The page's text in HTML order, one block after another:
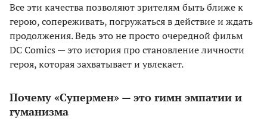
Все эти качества позволяют зрителям быть ближе к
герою, сопереживать, погружаться в действие и ждать
продолжения. Ведь это не просто очередной фильм
DC Comics — это история про становление личности
героя, которая захватывает и увлекает.
Почему «Супермен» — это гимн эмпатии и
гуманизма